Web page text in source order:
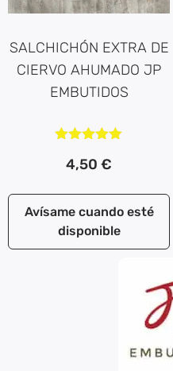
SALCHICHÓN EXTRA DE
CIERVO AHUMADO JP
EMBUTIDOS
con
4,50 €
Avísame cuando esté
disponible